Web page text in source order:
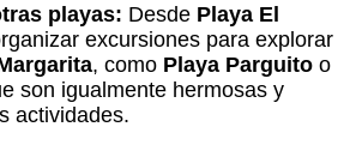
playas: Desde Playa El
excursiones para explorar
, como Playa Parguito o
son igualmente hermosas y
actividades.